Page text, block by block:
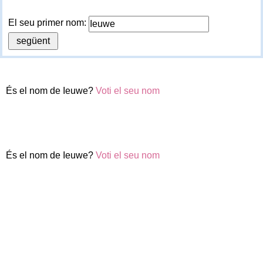
El seu primer nom:
És el nom de Ieuwe? Voti el seu nom
És el nom de Ieuwe? Voti el seu nom